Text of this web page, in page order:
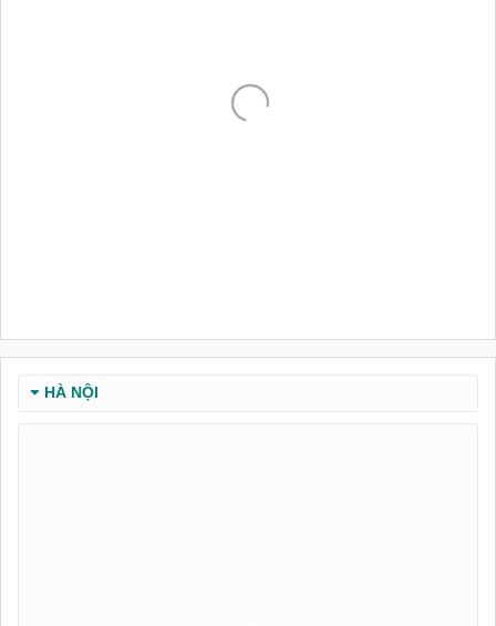
HÀ NỘI